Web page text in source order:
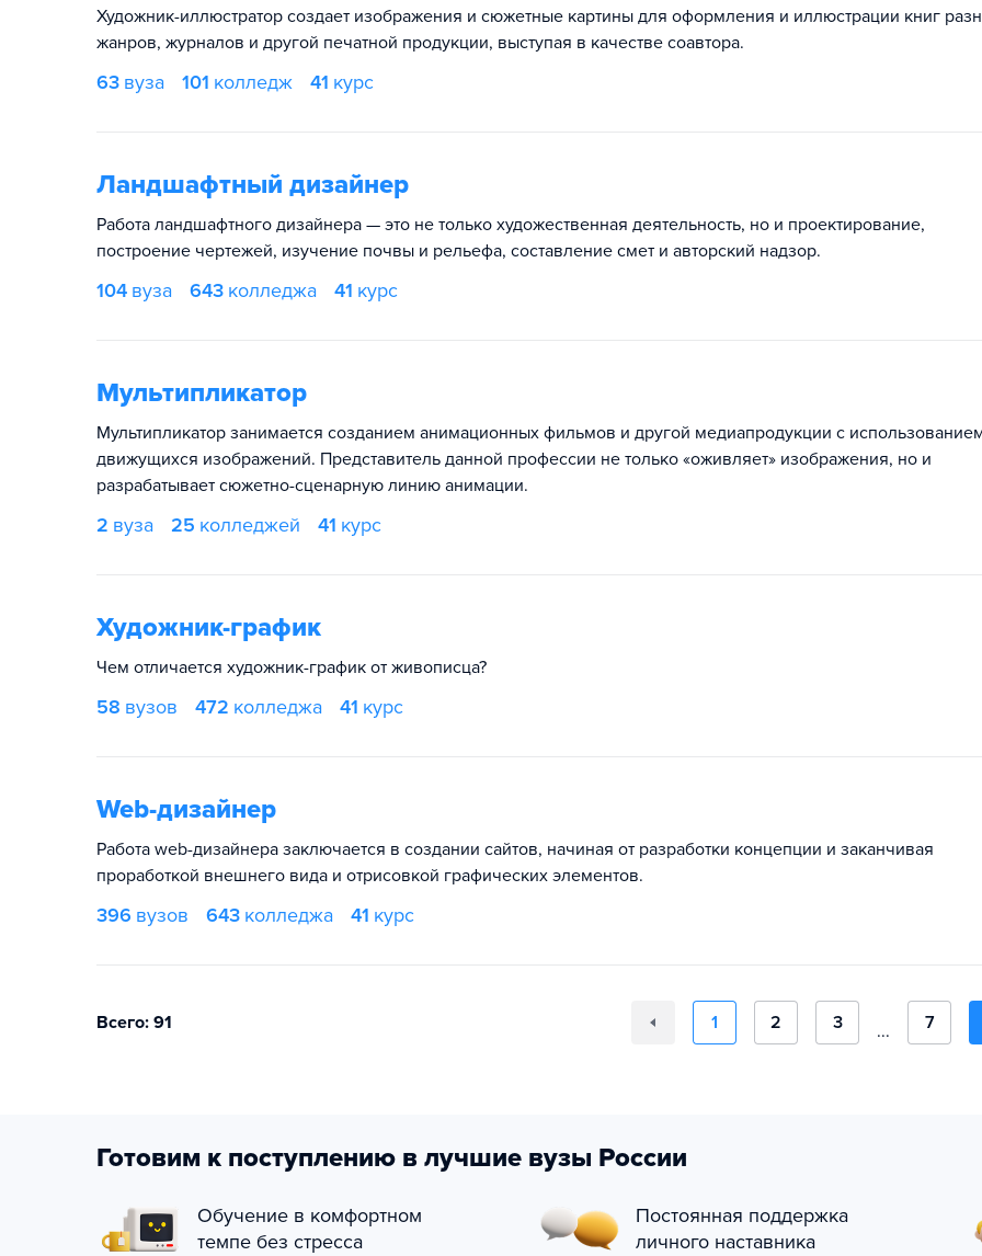
Художник-иллюстратор создает изображения и сюжетные картины для оформления и иллюстрации книг
жанров, журналов и другой печатной продукции, выступая в качестве соавтора.
63 вуза 101 колледж 41 курс
Ландшафтный дизайнер
Работа ландшафтного дизайнера — это не только художественная деятельность, но и проектирование,
построение чертежей, изучение почвы и рельефа, составление смет и авторский надзор.
104 вуза 643 колледжа 41 курс
Мультипликатор
Мультипликатор занимается созданием анимационных фильмов и другой медиапродукции с
движущихся изображений. Представитель данной профессии не только «оживляет» изображения, но и
разрабатывает сюжетно-сценарную линию анимации.
2 вуза 25 колледжей 41 курс
Художник-график
Чем отличается художник-график от живописца?
58 вузов 472 колледжа 41 курс
Web-дизайнер
Работа web-дизайнера заключается в создании сайтов, начиная от разработки концепции и заканчивая
проработкой внешнего вида и отрисовкой графических элементов.
396 вузов 643 колледжа 41 курс
Всего: 91 1 2 3 ... 7
Готовим к поступлению в лучшие вузы России
Обучение в комфортном
темпе без стресса
Постоянная поддержка
личного наставника